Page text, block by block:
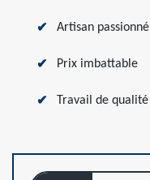
Artisan passionné
Prix imbattable
Travail de qualité